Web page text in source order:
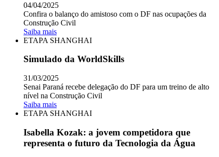
04/04/2025
Confira o balanço do amistoso com o DF nas ocupações da
Construção Civil
Saiba mais
ETAPA SHANGHAI
Simulado da WorldSkills
31/03/2025
Senai Paraná recebe delegação do DF para um treino de alto
nível na Construção Civil
Saiba mais
ETAPA SHANGHAI
Isabella Kozak: a jovem competidora que
representa o futuro da Tecnologia da Água